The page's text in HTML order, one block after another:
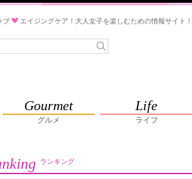
ブ エイジングケア！大人女子を楽しむための情報サイト！
Gourmet
グルメ
Life
ライフ
ランキング